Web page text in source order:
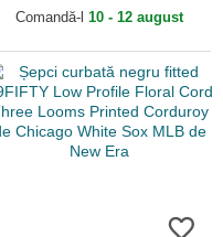
NikeComandă-l 10 - 12 august